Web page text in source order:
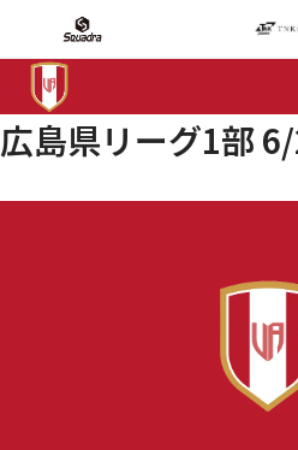
広島県リーグ1部